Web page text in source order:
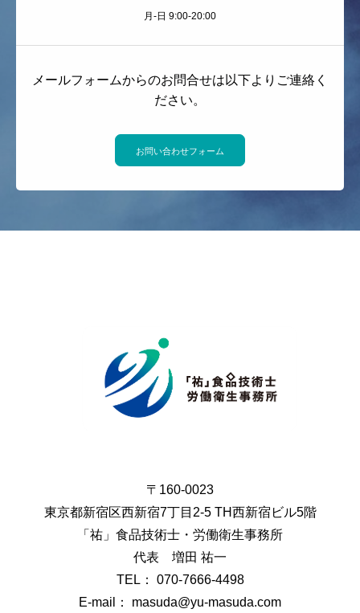
月-日 9:00-20:00
メールフォームからのお問合せは以下よりご連絡く
ださい。
お問い合わせフォーム
〒160-0023
東京都新宿区西新宿7丁目2-5 TH西新宿ビル5階
「祐」食品技術士・労働衛生事務所
代表 増田 祐一
TEL： 070-7666-4498
E-mail： masuda@yu-masuda.com